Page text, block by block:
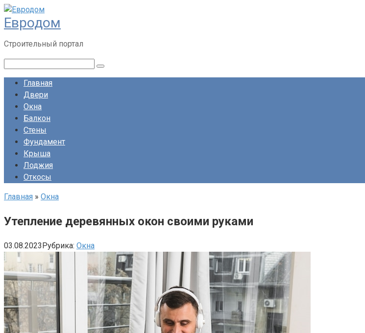
Перейти
к
контенту
Евродом
Строительный портал
Главная
Двери
Окна
Балкон
Стены
Фундамент
Крыша
Лоджия
Откосы
Главная » Окна
Утепление деревянных окон своими руками
03.08.2023Рубрика: Окна